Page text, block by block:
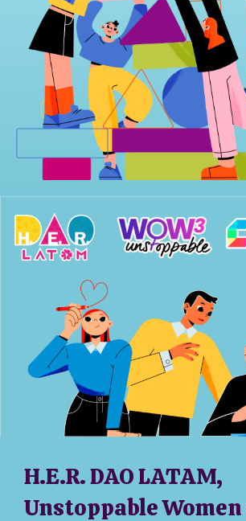
H.E.R. DAO LATAM,
Unstoppable Women